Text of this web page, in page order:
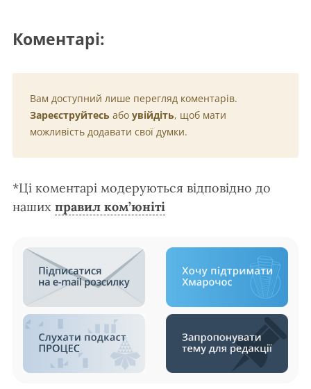
Коментарі:
Вам доступний лише перегляд коментарів.
Зареєструйтесь або увійдіть, щоб мати
можливість додавати свої думки.
*Ці коментарі модеруються відповідно до
наших правил ком’юніті